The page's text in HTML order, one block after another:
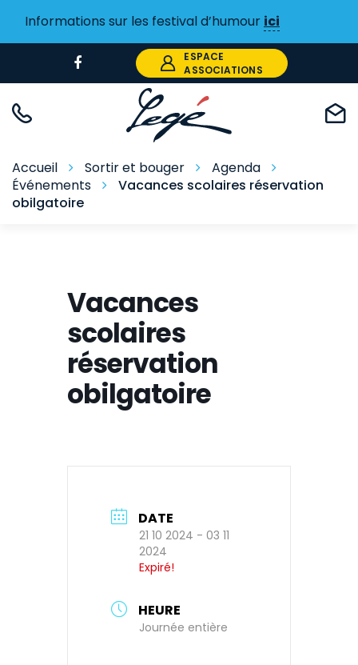
Informations sur les festival d’humour ici
vers
Facebook
ESPACE
ASSOCIATIONS
Accueil Sortir et bouger
Agenda
Événements
Vacances scolaires réservation
obilgatoire
Vacances
scolaires
réservation
obilgatoire
DATE
21 10 2024 - 03 11
2024
Expiré!
HEURE
Journée entière